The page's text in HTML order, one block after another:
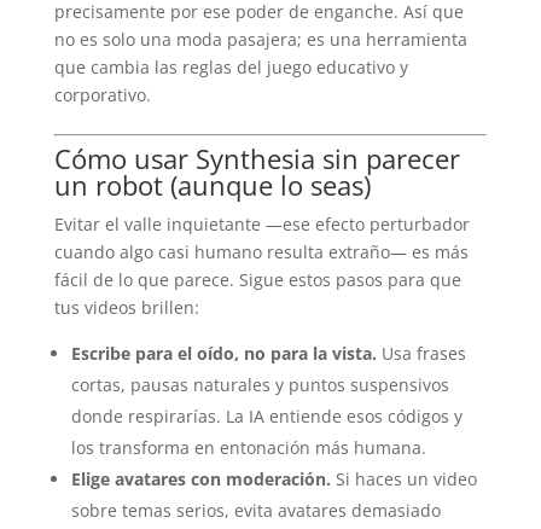
precisamente por ese poder de enganche. Así que
no es solo una moda pasajera; es una herramienta
que cambia las reglas del juego educativo y
corporativo.
Cómo usar Synthesia sin parecer
un robot (aunque lo seas)
Evitar el valle inquietante —ese efecto perturbador
cuando algo casi humano resulta extraño— es más
fácil de lo que parece. Sigue estos pasos para que
tus videos brillen:
Escribe para el oído, no para la vista. Usa frases
cortas, pausas naturales y puntos suspensivos
donde respirarías. La IA entiende esos códigos y
los transforma en entonación más humana.
Elige avatares con moderación. Si haces un video
sobre temas serios, evita avatares demasiado